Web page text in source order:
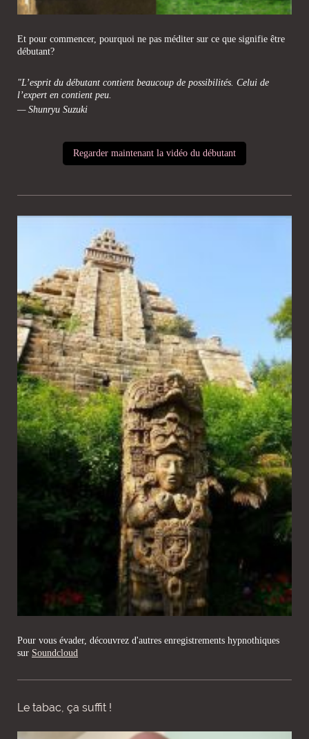
Et pour commencer, pourquoi ne pas méditer sur ce que signifie être
débutant?
"L’esprit du débutant contient beaucoup de possibilités. Celui de
l’expert en contient peu.
— Shunryu Suzuki
Regarder maintenant la vidéo du débutant
Pour vous évader, découvrez d'autres enregistrements hypnothiques
sur Soundcloud
Le tabac, ça suffit !